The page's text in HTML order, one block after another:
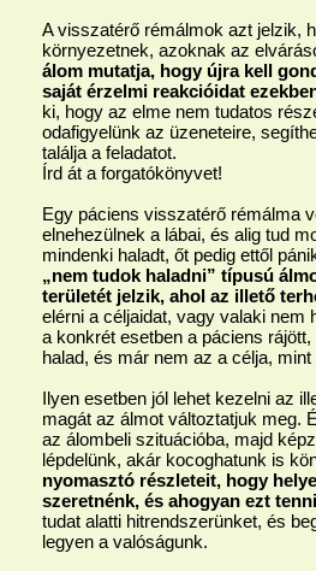
A visszatérő rémálmok azt jelzik,
környezetnek, azoknak az
álom mutatja, hogy újra kell
saját érzelmi reakcióidat
ki, hogy az elme nem tudatos
odafigyelünk az üzeneteire,
találja a feladatot.
Írd át a forgatókönyvet!
Egy páciens visszatérő rémálma
elnehezülnek a lábai, és alig tud
mindenki haladt, őt pedig ettől
„nem tudok haladni” típusú
területét jelzik, ahol az illető
elérni a céljaidat, vagy valaki nem
a konkrét esetben a páciens
halad, és már nem az a célja, mint
Ilyen esetben jól lehet kezelni az
magát az álmot változtatjuk meg.
az álombeli szituációba, majd
lépdelünk, akár kocoghatunk is
nyomasztó részleteit, hogy
szeretnénk, és ahogyan ezt
tudat alatti hitrendszerünket, és
legyen a valóságunk.